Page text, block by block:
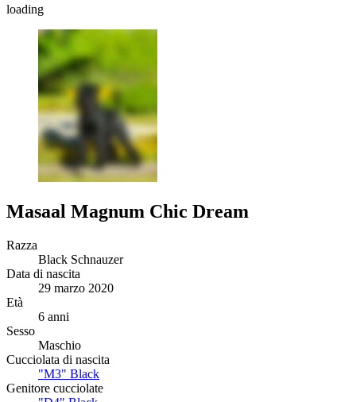
loading
Masaal Magnum Chic Dream
Razza
Black Schnauzer
Data di nascita
29 marzo 2020
Età
6 anni
Sesso
Maschio
Cucciolata di nascita
"M3" Black
Genitore cucciolate